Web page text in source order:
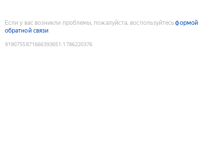
Если у вас возникли проблемы, пожалуйста, воспользуйтесьформой
обратной связи
9190755871666393651 :1786220376